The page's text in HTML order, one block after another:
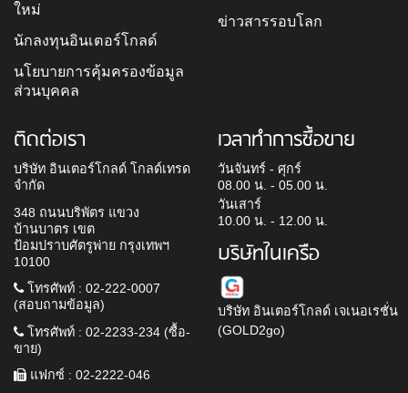
ใหม่
นักลงทุนอินเตอร์โกลด์
นโยบายการคุ้มครองข้อมูล
ส่วนบุคคล
ข่าวสารรอบโลก
ติดต่อเรา
บริษัท อินเตอร์โกลด์ โกลด์เทรด
จำกัด
348 ถนนบริพัตร แขวง
บ้านบาตร เขต
ป้อมปราบศัตรูพ่าย กรุงเทพฯ
10100
โทรศัพท์ : 02-222-0007
(สอบถามข้อมูล)
โทรศัพท์ : 02-2233-234 (ซื้อ-
ขาย)
แฟกซ์ : 02-2222-046
เวลาทำการซื้อขาย
วันจันทร์ - ศุกร์
08.00 น. - 05.00 น.
วันเสาร์
10.00 น. - 12.00 น.
บริษัทในเครือ
บริษัท อินเตอร์โกลด์ เจเนอเรชั่น
(GOLD2go)